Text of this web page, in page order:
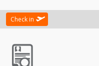
Check in